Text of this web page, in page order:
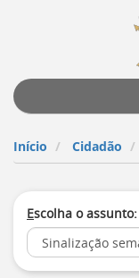
Vitória
teclado:
para
a
de
instruções
de
acessibilidade
[]
Início Cidadão
Escolha o assunto: